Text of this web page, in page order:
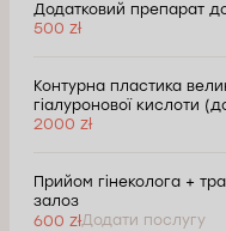
Додатковий препарат до
500 zł
Контурна пластика
гіалуронової кислоти
2000 zł
Прийом гінеколога +
залоз
600 złДодати послугу